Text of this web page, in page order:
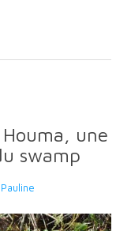
une
swamp
Pauline